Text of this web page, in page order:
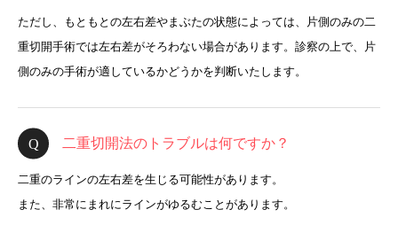
ただし、もともとの左右差やまぶたの状態によっては、片側のみの二
重切開手術では左右差がそろわない場合があります。診察の上で、片
側のみの手術が適しているかどうかを判断いたします。
二重切開法のトラブルは何ですか？
二重のラインの左右差を生じる可能性があります。
また、非常にまれにラインがゆるむことがあります。